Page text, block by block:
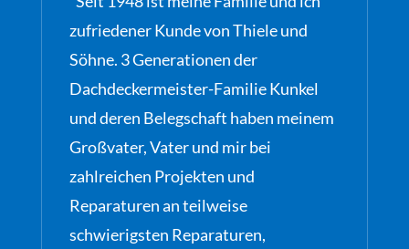
zufriedener Kunde von Thiele und
Söhne. 3 Generationen der
Dachdeckermeister-Familie Kunkel
und deren Belegschaft haben meinem
Großvater, Vater und mir bei
zahlreichen Projekten und
Reparaturen an teilweise
schwierigsten Reparaturen,